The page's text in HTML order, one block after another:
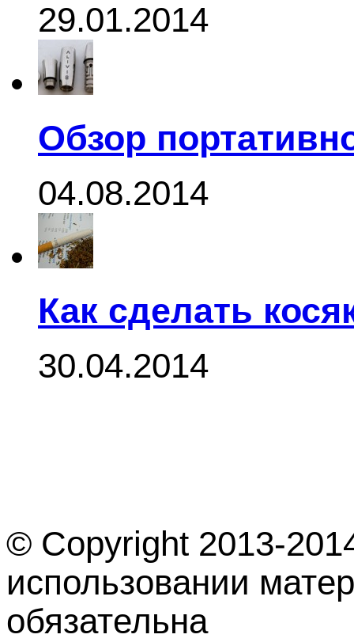
29.01.2014
Обзор
04.08.2014
Как сделать
30.04.2014
© Copyright 2013-
использовании
обязательна